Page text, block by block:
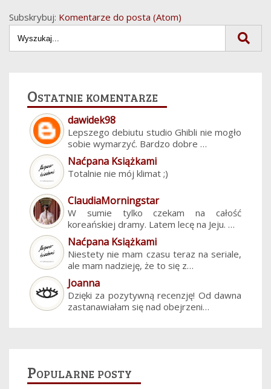
Subskrybuj: Komentarze do posta (Atom)
Ostatnie komentarze
dawidek98
Lepszego debiutu studio Ghibli nie mogło
sobie wymarzyć. Bardzo dobre …
Naćpana Książkami
Totalnie nie mój klimat ;)
ClaudiaMorningstar
W sumie tylko czekam na całość
koreańskiej dramy. Latem lecę na Jeju. …
Naćpana Książkami
Niestety nie mam czasu teraz na seriale,
ale mam nadzieję, że to się z…
Joanna
Dzięki za pozytywną recenzję! Od dawna
zastanawiałam się nad obejrzeni…
Popularne posty